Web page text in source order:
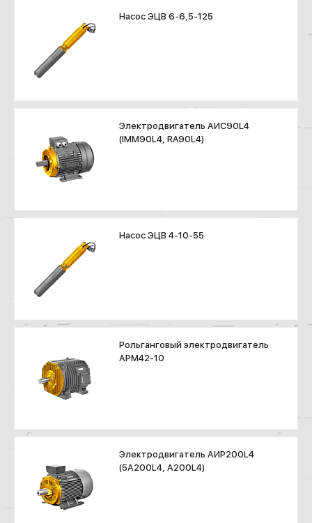
Насос ЭЦВ 6-6,5-125
Электродвигатель АИС90L4
(IMM90L4, RA90L4)
Насос ЭЦВ 4-10-55
Рольганговый электродвигатель
АРМ42-10
Электродвигатель АИР200L4
(5А200L4, А200L4)